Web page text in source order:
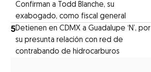
Confirman a Todd Blanche, su
exabogado, como fiscal general
5Detienen en CDMX a Guadalupe ‘N’, por
su presunta relación con red de
contrabando de hidrocarburos